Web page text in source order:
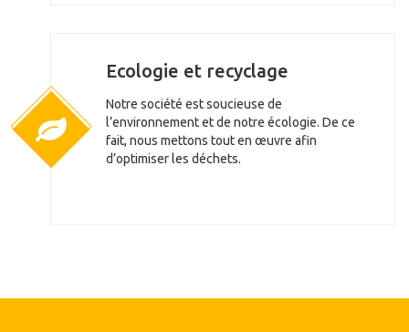
Ecologie et recyclage
Notre société est soucieuse de
l’environnement et de notre écologie. De ce
fait, nous mettons tout en œuvre afin
d’optimiser les déchets.